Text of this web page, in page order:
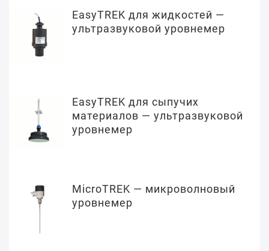
EasyTREK для жидкостей —
ультразвуковой уровнемер
EasyTREK для сыпучих
материалов — ультразвуковой
уровнемер
MicroTREK — микроволновый
уровнемер